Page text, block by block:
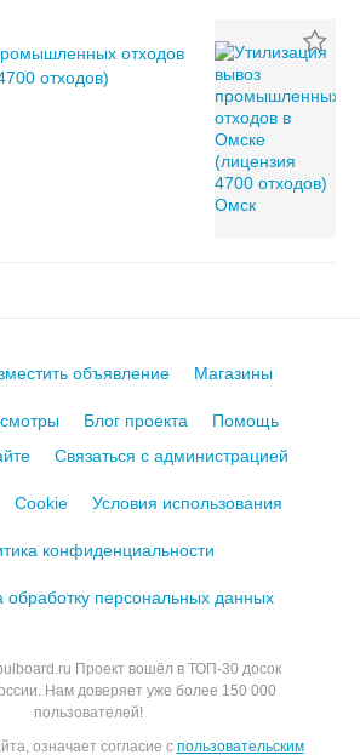
отходов
отходов)
Проект вошёл в ТОП-30 досок
Нам доверяет уже более 150 000
пользователей!
означает согласие с пользовательским
объявление Магазины
Блог проекта
Помощь
Связаться с администрацией
Cookie Условия использования
конфиденциальности
обработку персональных данных